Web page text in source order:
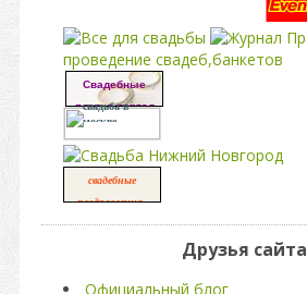
проведение свадеб,банкетов
Свадебные
платья портал
свадьба в
москве
свадебные
поздравления,
свадьба
Друзья сайта
Официальный блог